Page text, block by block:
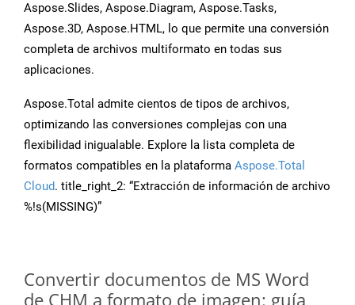
Aspose.Slides, Aspose.Diagram, Aspose.Tasks,
Aspose.3D, Aspose.HTML, lo que permite una conversión
completa de archivos multiformato en todas sus
aplicaciones.
Aspose.Total admite cientos de tipos de archivos,
optimizando las conversiones complejas con una
flexibilidad inigualable. Explore la lista completa de
formatos compatibles en la plataforma Aspose.Total
Cloud. title_right_2: “Extracción de información de archivo
%!s(MISSING)”
Convertir documentos de MS Word
de CHM a formato de imagen: guía